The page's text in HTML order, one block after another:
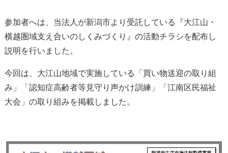
参加者へは、当法人が新潟市より受託している『大江山・
横越圏域支え合いのしくみづくり』の活動チラシを配布し
説明を行いました。
今回は、大江山地域で実施している「買い物送迎の取り組
み」「認知症高齢者等見守り声かけ訓練」「江南区民福祉
大会」の取り組みを掲載しました。